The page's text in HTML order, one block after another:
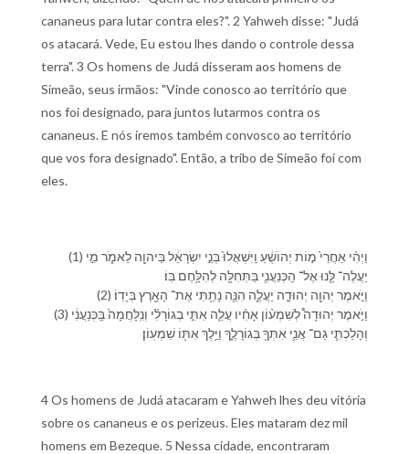
cananeus para lutar contra eles?". 2 Yahweh disse: "Judá
os atacará. Vede, Eu estou lhes dando o controle dessa
terra". 3 Os homens de Judá disseram aos homens de
Simeão, seus irmãos: "Vinde conosco ao território que
nos foi designado, para juntos lutarmos contra os
cananeus. E nós iremos também convosco ao território
que vos fora designado". Então, a tribo de Simeão foi com
eles.
(1) וַ⁠יְהִ֗י אַחֲרֵי֙ מ֣וֹת יְהוֹשֻׁ֔עַ וַֽ⁠יִּשְׁאֲלוּ֙ בְּנֵ֣י יִשְׂרָאֵ֔ל בַּ⁠יהוָ֖ה לֵ⁠אמֹ֑ר מִ֣י
יַעֲלֶה־ לָּ֧⁠נוּ אֶל־ הַֽ⁠כְּנַעֲנִ֛י בַּ⁠תְּחִלָּ֖ה לְ⁠הִלָּ֥חֶם בּֽ⁠וֹ׃
(2) וַ⁠יֹּ֣אמֶר יְהוָ֖ה יְהוּדָ֣ה יַעֲלֶ֑ה הִנֵּ֛ה נָתַ֥תִּי אֶת־ הָ⁠אָ֖רֶץ בְּ⁠יָדֽ⁠וֹ׃
(3) וַ⁠יֹּ֣אמֶר יְהוּדָה֩ לְ⁠שִׁמְע֨וֹן אָחִ֜י⁠ו עֲלֵ֧ה אִתִּ֣⁠י בְ⁠גוֹרָלִ֗⁠י וְ⁠נִֽלָּחֲמָה֙ בַּֽ⁠כְּנַעֲנִ֔י
וְ⁠הָלַכְתִּ֧י גַם־ אֲנִ֛י אִתְּ⁠ךָ֖ בְּ⁠גוֹרָלֶ֑⁠ךָ וַ⁠יֵּ֥לֶךְ אִתּ֖⁠וֹ שִׁמְעֽוֹן׃
4 Os homens de Judá atacaram e Yahweh lhes deu vitória
sobre os cananeus e os perizeus. Eles mataram dez mil
homens em Bezeque. 5 Nessa cidade, encontraram